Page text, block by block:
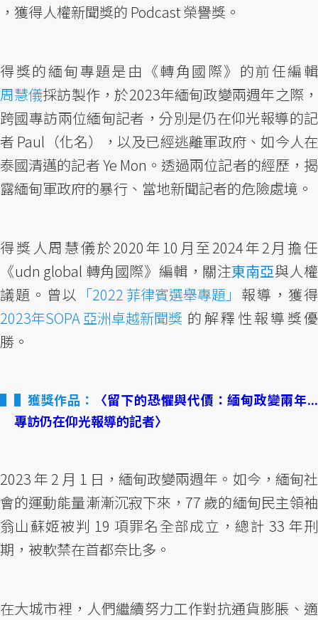
，獲得人權新聞獎的 Podcast 榮譽獎。
得獎的緬甸專題是由《轉角國際》的前任編輯
周慧儀採訪製作，於2023年緬甸政變兩週年之際，
跨國專訪兩位緬甸記者，分別是仍在仰光報導的記
者 Paul（化名），以及已經逃離軍政府、如今人在
泰國清邁的記者 Ye Mon。透過兩位記者的經歷，揭
露緬甸軍政府的暴行、當地新聞記者的危險處境。
得獎人周慧儀於2020年10月至2024年2月擔任
《udn global 轉角國際》編輯，關注東南亞與人權
議題。曾以 「2022 菲律賓選舉專題」 報導，獲得
2023年SOPA 亞洲卓越新聞獎 的解釋性報導獎優
勝。
▌獲獎作品：
〈留下的恐懼與代價：緬甸政變兩年...
專訪仍在仰光報導的記者〉
2023 年 2 月 1 日，緬甸政變兩週年。如今，緬甸社
會的運動能量漸漸沉寂下來，77 歲的緬甸民主領袖
翁山蘇姬被判 19 項罪名全部成立，總計 33 年刑
期，被軟禁在首都奈比多。
在大城市裡，人們繼續努力工作對抗通貨膨脹、適